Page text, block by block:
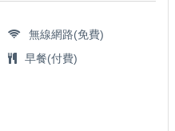
無線網路(免費)
早餐(付費)